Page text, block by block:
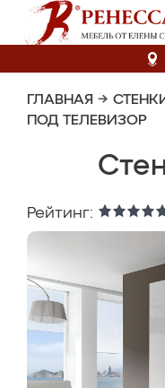
ГЛАВНАЯ →
ПОД ТЕЛЕВИЗОР
Рейтинг: